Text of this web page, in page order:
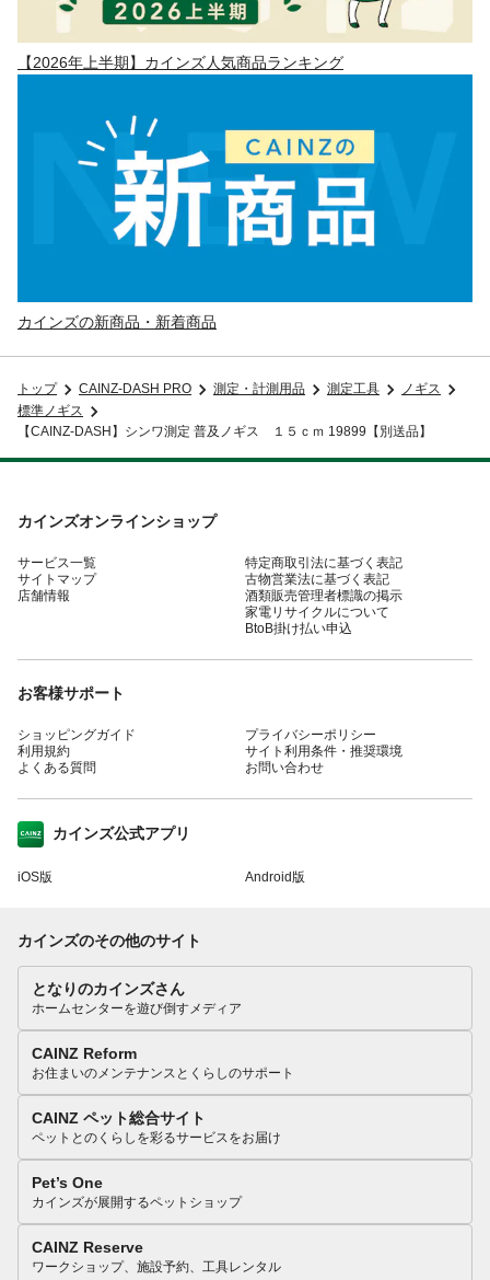
【2026年上半期】カインズ人気商品ランキング
カインズの新商品・新着商品
トップ CAINZ-DASH PRO 測定・計測用品 測定工具
ノギス
標準ノギス
【CAINZ-DASH】シンワ測定 普及ノギス １５ｃｍ 19899【別送品】
カインズオンラインショップ
サービス一覧
サイトマップ
店舗情報
特定商取引法に基づく表記
古物営業法に基づく表記
酒類販売管理者標識の掲示
家電リサイクルについて
BtoB掛け払い申込
お客様サポート
ショッピングガイド
利用規約
よくある質問
プライバシーポリシー
サイト利用条件・推奨環境
お問い合わせ
カインズ公式アプリ
iOS版 Android版
カインズのその他のサイト
となりのカインズさん
ホームセンターを遊び倒すメディア
CAINZ Reform
お住まいのメンテナンスとくらしのサポート
CAINZ ペット総合サイト
ペットとのくらしを彩るサービスをお届け
Pet’s One
カインズが展開するペットショップ
CAINZ Reserve
ワークショップ、施設予約、工具レンタル